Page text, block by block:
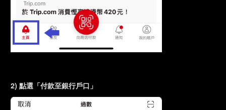
2) 點選「付款至銀行戶口」